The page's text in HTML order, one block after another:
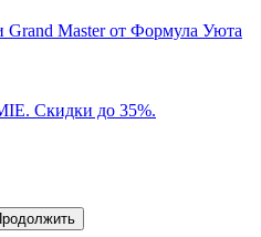
Grand Master от Формула Уюта
Скидки до 35%.